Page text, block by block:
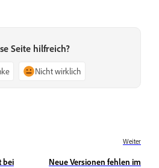
Seite hilfreich?
Nicht wirklich
bei
Weiter
Neue Versionen fehlen im